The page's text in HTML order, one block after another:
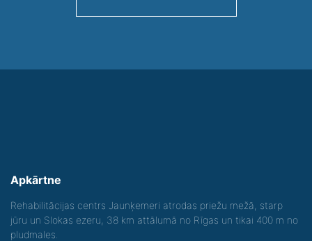
Apkārtne
Rehabilitācijas centrs Jaunķemeri atrodas priežu mežā, starp
jūru un Slokas ezeru, 38 km attālumā no Rīgas un tikai 400 m no
pludmales.